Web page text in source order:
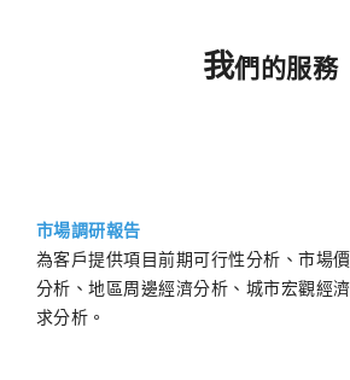
我們的服務
市場調研報告
為客戶提供項目前期可行性分析、市場
分析、地區周邊經濟分析、城市宏觀經
求分析。